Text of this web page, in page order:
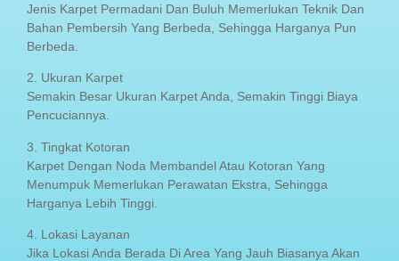
Jenis Karpet Permadani Dan Buluh Memerlukan Teknik Dan
Bahan Pembersih Yang Berbeda, Sehingga Harganya Pun
Berbeda.
2. Ukuran Karpet
Semakin Besar Ukuran Karpet Anda, Semakin Tinggi Biaya
Pencuciannya.
3. Tingkat Kotoran
Karpet Dengan Noda Membandel Atau Kotoran Yang
Menumpuk Memerlukan Perawatan Ekstra, Sehingga
Harganya Lebih Tinggi.
4. Lokasi Layanan
Jika Lokasi Anda Berada Di Area Yang Jauh Biasanya Akan